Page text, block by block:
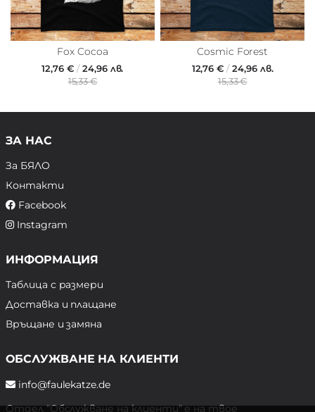
Fox Cocoa
12,76 € /24,96 лв.
15,33 €
Cosmic Forest
12,76 €/24,96 лв.
15,33 €
ЗА НАС
За БЯЛО
Контакти
Facebook
Instagram
ИНФОРМАЦИЯ
Таблица с размери
Доставка и плащане
Връщане и замяна
ОБСЛУЖВАНЕ НА КЛИЕНТИ
info@faulekatze.de
Отдел "Обслужване на клиенти" е на твое